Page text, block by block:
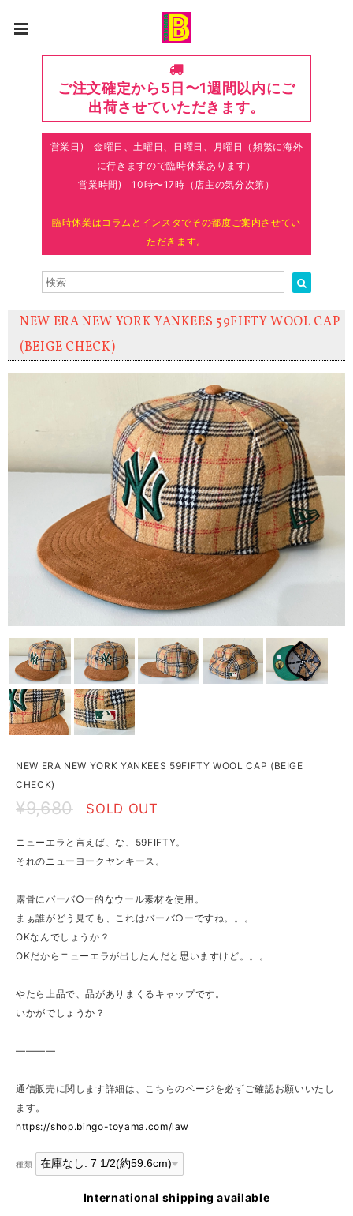
ご注文確定から5日〜1週間以内にご
出荷させていただきます。
営業日) 金曜日、土曜日、日曜日、月曜日（頻繁に海外
に行きますので臨時休業あります）
営業時間) 10時〜17時（店主の気分次第）
臨時休業はコラムとインスタでその都度ご案内させてい
ただきます。
NEW ERA NEW YORK YANKEES 59FIFTY WOOL CAP
(BEIGE CHECK)
NEW ERA NEW YORK YANKEES 59FIFTY WOOL CAP (BEIGE
CHECK)
¥9,680 SOLD OUT
ニューエラと言えば、な、59FIFTY。
それのニューヨークヤンキース。
露骨にバーバ○ー的なウール素材を使用。
まぁ誰がどう見ても、これはバーバ○ーですね。。。
OKなんでしょうか？
OKだからニューエラが出したんだと思いますけど。。。
やたら上品で、品がありまくるキャップです。
いかがでしょうか？
————
通信販売に関します詳細は、こちらのページを必ずご確認お願いいたし
ます。
https://shop.bingo-toyama.com/law
種類
International shipping available